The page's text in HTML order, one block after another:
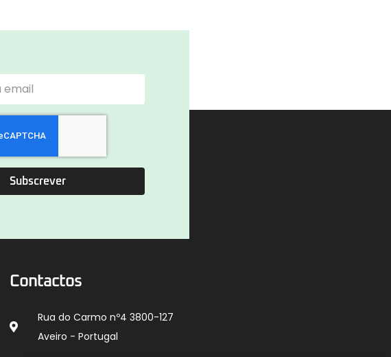
Subscrever
Contactos
Rua do Carmo nº4 3800-127
Aveiro - Portugal